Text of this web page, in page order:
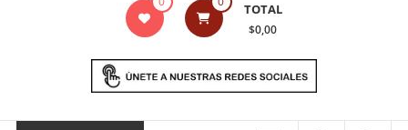
marciales
Todo
TOTAL
$0,00